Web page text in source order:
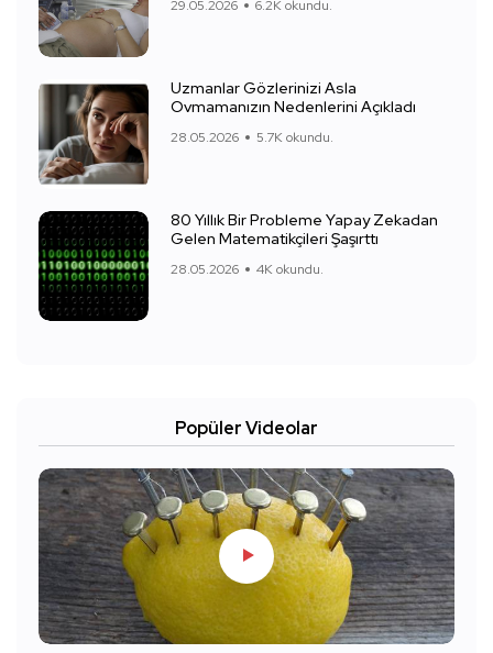
29.05.2026 6.2K okundu.
Uzmanlar Gözlerinizi Asla
Ovmamanızın Nedenlerini Açıkladı
28.05.2026 5.7K okundu.
80 Yıllık Bir Probleme Yapay Zekadan
Gelen Matematikçileri Şaşırttı
28.05.2026 4K okundu.
Popüler Videolar